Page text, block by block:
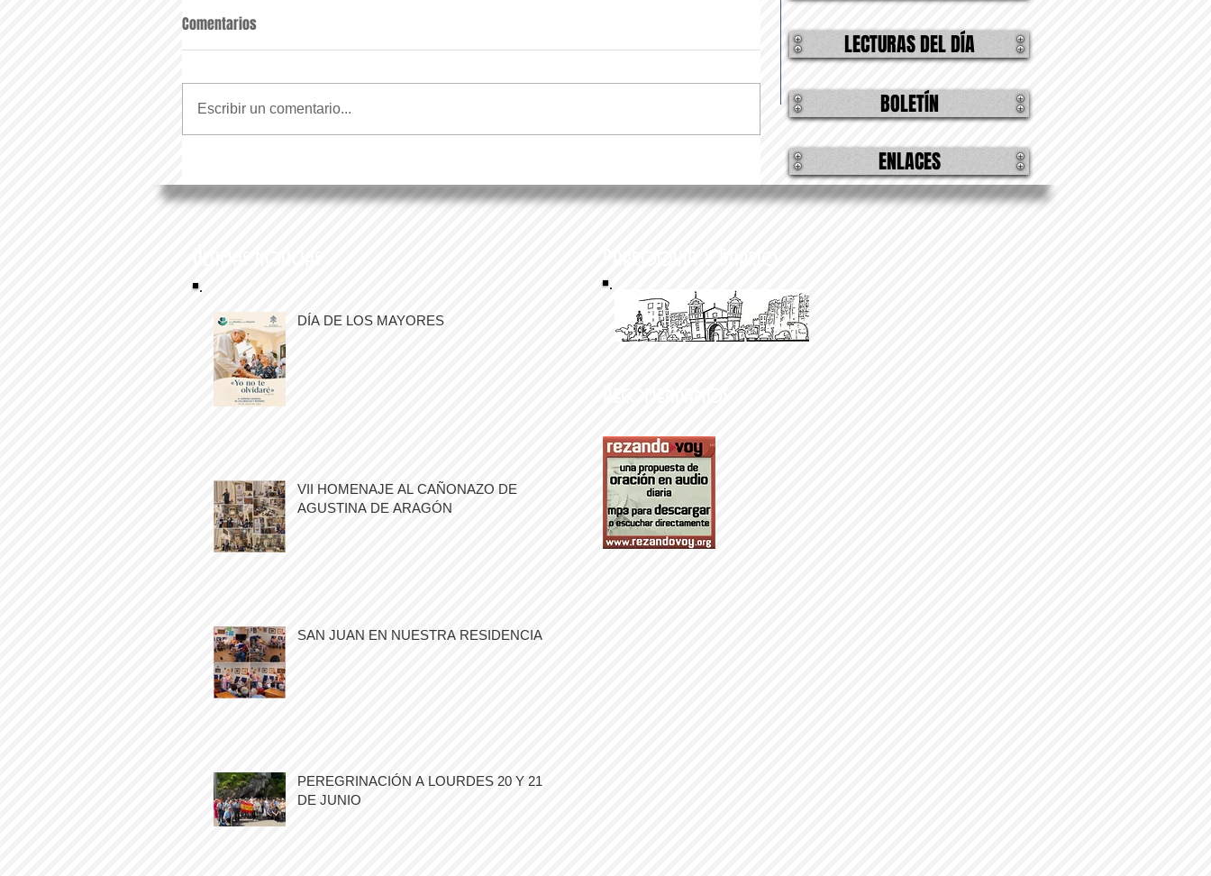
Comentarios
Escribir un comentario...
ENLACES
BOLETÍN
LECTURAS DEL DÍA
DÍA DE LOS MAYORES
VII HOMENAJE AL CAÑONAZO DE
AGUSTINA DE ARAGÓN
SAN JUAN EN NUESTRA RESIDENCIA
PEREGRINACIÓN A LOURDES 20 Y 21
DE JUNIO